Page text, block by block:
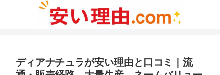
ディアナチュラが安い理由と口コミ｜流